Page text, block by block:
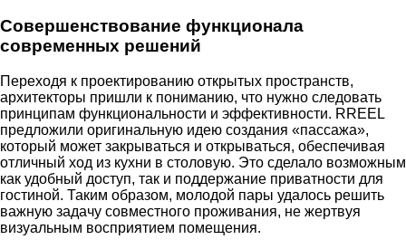
Совершенствование функционала
современных решений
Переходя к проектированию открытых пространств,
архитекторы пришли к пониманию, что нужно следовать
принципам функциональности и эффективности. RREEL
предложили оригинальную идею создания «пассажа»,
который может закрываться и открываться, обеспечивая
отличный ход из кухни в столовую. Это сделало возможным
как удобный доступ, так и поддержание приватности для
гостиной. Таким образом, молодой пары удалось решить
важную задачу совместного проживания, не жертвуя
визуальным восприятием помещения.